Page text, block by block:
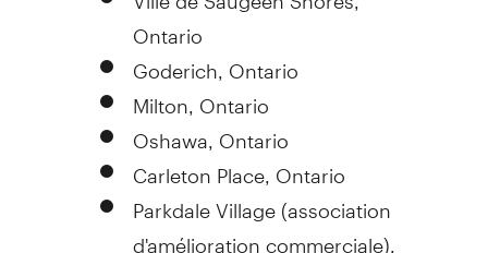
Ontario
Goderich, Ontario
Milton, Ontario
Oshawa, Ontario
Carleton Place, Ontario
Parkdale Village (association
d'amélioration commerciale),